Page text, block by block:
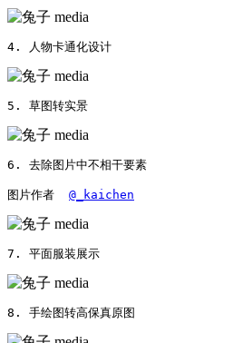
4. 人物卡通化设计
5. 草图转实景
6. 去除图片中不相干要素
图片作者 @_kaichen
7. 平面服装展示
8. 手绘图转高保真原图